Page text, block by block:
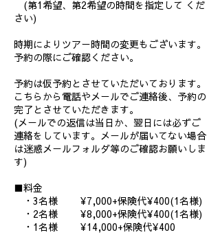
(第1希望、第2希望の時間を指定して くだ
さい)
時期によりツアー時間の変更もございます。
予約の際にご確認ください。
予約は仮予約とさせていただいております。
こちらから電話やメールでご連絡後、予約の
完了とさせていただきます。
(メールでの返信は当日か、翌日には必ずご
連絡をしています。メールが届いてない場合
は迷惑メールフォルダ等のご確認お願いしま
す)
■料金
・3名様 ¥7,000+保険代¥400(1名様)
・2名様 ¥8,000+保険代¥400(1名様)
・1名様 ¥14,000+保険代¥400